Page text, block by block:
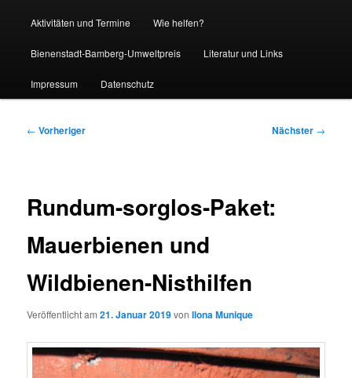
Aktivitäten und Termine Wie helfen?
Bienenstadt-Bamberg-Umweltpreis Literatur und Links
Impressum Datenschutz
Beitragsnavigation
← Vorheriger Nächster →
Rundum-sorglos-Paket:
Mauerbienen und
Wildbienen-Nisthilfen
Veröffentlicht am21. Januar 2019vonIlona Munique